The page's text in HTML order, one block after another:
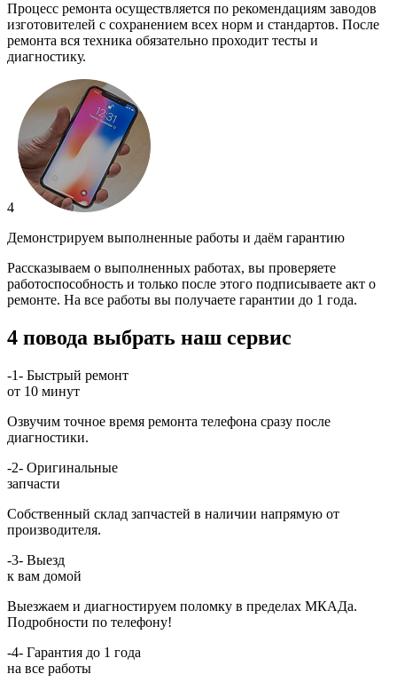
Процесс ремонта осуществляется по рекомендациям заводов
изготовителей с сохранением всех норм и стандартов. После
ремонта вся техника обязательно проходит тесты и
диагностику.
4
Демонстрируем выполненные работы и даём гарантию
Рассказываем о выполненных работах, вы проверяете
работоспособность и только после этого подписываете акт о
ремонте. На все работы вы получаете гарантии до 1 года.
4 повода выбрать наш сервис
-1- Быстрый ремонт
от 10 минут
Озвучим точное время ремонта телефона сразу после
диагностики.
-2- Оригинальные
запчасти
Собственный склад запчастей в наличии напрямую от
производителя.
-3- Выезд
к вам домой
Выезжаем и диагностируем поломку в пределах МКАДа.
Подробности по телефону!
-4- Гарантия до 1 года
на все работы